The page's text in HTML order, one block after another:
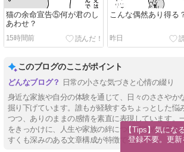
猫の余命宣告⑤何が君のし
あわせ？
15時間前
こんな偶然あり得る
昨日
このブログのここがポイント
日常の小さな気づきと心情の綴り
身近な家族や自分の体験を通じて、日々のささやか
掘り下げています。誰もが経験するちょっとした悩
つつ、ありのままの感情を素直に表現しています。
をきっかけに、人生や家族の絆について改めて考え
すくも深みのある文章構成が特徴です。
【Tips】気にな
登録不要。更新